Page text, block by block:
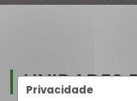
Privacidade
UNIDADES